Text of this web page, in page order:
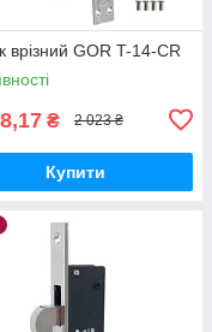
врізний GOR T-14-CR
₴ 2 023 ₴
Купити